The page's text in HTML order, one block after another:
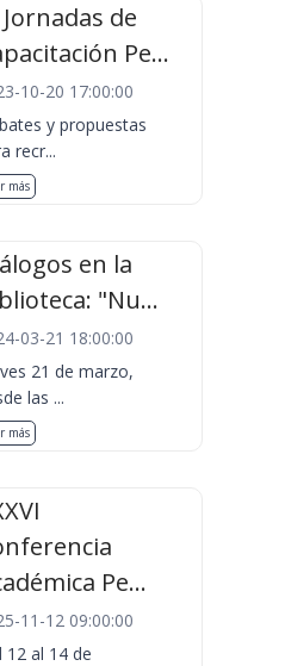
Jornadas de
Pe...
10-20 17:00:00
y propuestas
recr...
más
en la
"Nu...
03-21 18:00:00
21 de marzo,
las ...
más
Pe...
11-12 09:00:00
12 al 14 de